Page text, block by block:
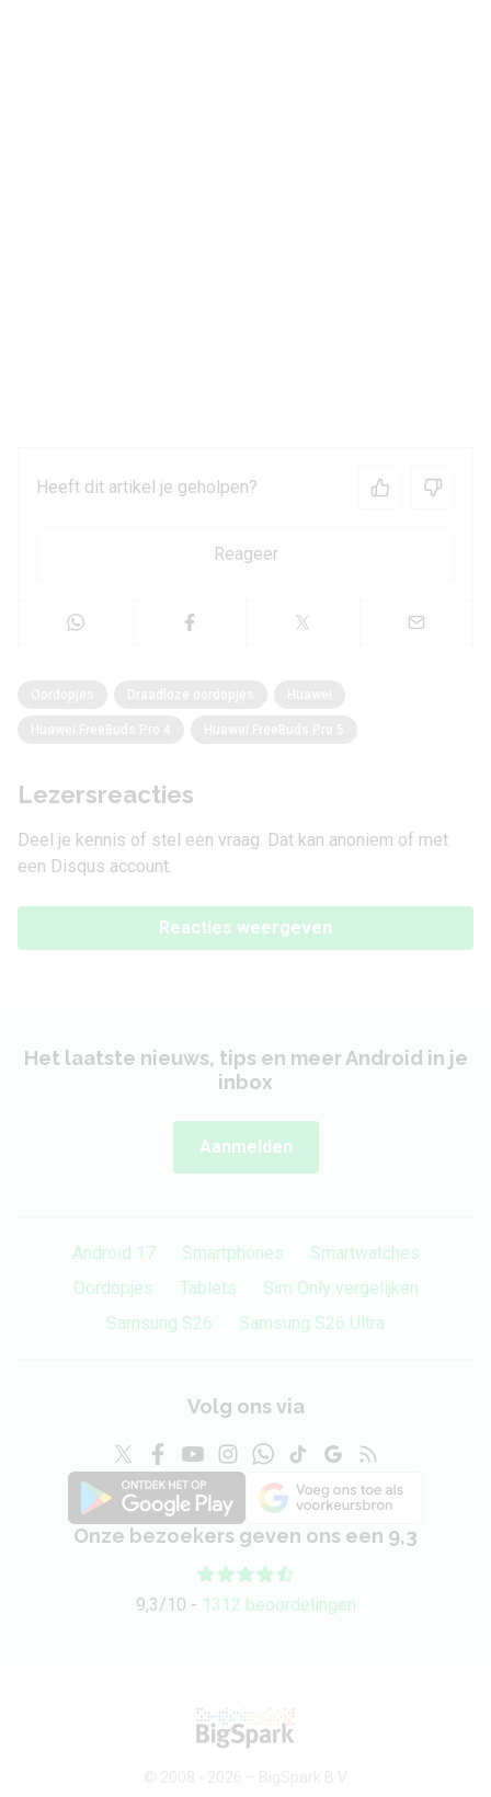
Heeft dit artikel je geholpen?
Reageer
Lezersreacties
Deel je kennis of stel een vraag. Dat kan anoniem of met
een Disqus account.
Reacties weergeven
Het laatste nieuws, tips en meer Android in je
inbox
Aanmelden
Android 17 Smartphones
Smartwatches
Oordopjes
Tablets
Sim Only vergelijken
Samsung S26
Samsung S26 Ultra
Volg ons via
Onze bezoekers geven ons een 9,3
9,3/10 - 1312 beoordelingen